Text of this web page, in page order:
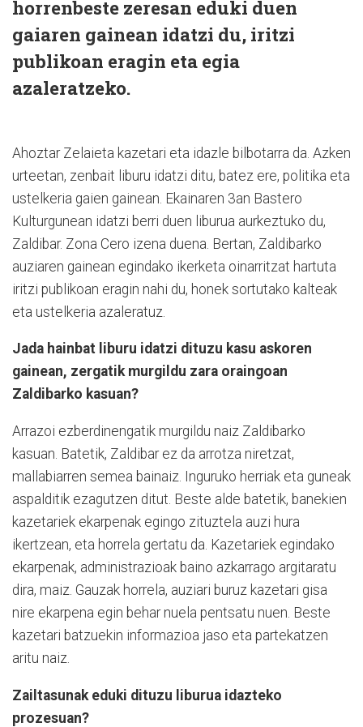
horrenbeste zeresan eduki duen
gaiaren gainean idatzi du, iritzi
publikoan eragin eta egia
azaleratzeko.
Ahoztar Zelaieta kazetari eta idazle bilbotarra da. Azken
urteetan, zenbait liburu idatzi ditu, batez ere, politika eta
ustelkeria gaien gainean. Ekainaren 3an Bastero
Kulturgunean idatzi berri duen liburua aurkeztuko du,
Zaldibar. Zona Cero izena duena. Bertan, Zaldibarko
auziaren gainean egindako ikerketa oinarritzat hartuta
iritzi publikoan eragin nahi du, honek sortutako kalteak
eta ustelkeria azaleratuz.
Jada hainbat liburu idatzi dituzu kasu askoren
gainean, zergatik murgildu zara oraingoan
Zaldibarko kasuan?
Arrazoi ezberdinengatik murgildu naiz Zaldibarko
kasuan. Batetik, Zaldibar ez da arrotza niretzat,
mallabiarren semea bainaiz. Inguruko herriak eta guneak
aspalditik ezagutzen ditut. Beste alde batetik, banekien
kazetariek ekarpenak egingo zituztela auzi hura
ikertzean, eta horrela gertatu da. Kazetariek egindako
ekarpenak, administrazioak baino azkarrago argitaratu
dira, maiz. Gauzak horrela, auziari buruz kazetari gisa
nire ekarpena egin behar nuela pentsatu nuen. Beste
kazetari batzuekin informazioa jaso eta partekatzen
aritu naiz.
Zailtasunak eduki dituzu liburua idazteko
prozesuan?